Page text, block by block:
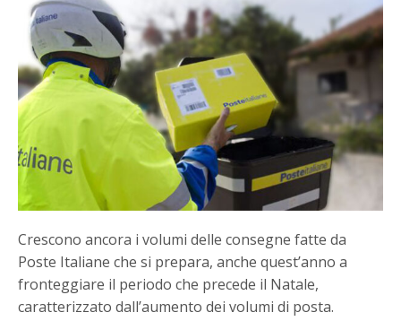
Crescono ancora i volumi delle consegne fatte da
Poste Italiane che si prepara, anche quest’anno a
fronteggiare il periodo che precede il Natale,
caratterizzato dall’aumento dei volumi di posta.